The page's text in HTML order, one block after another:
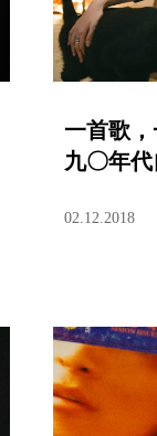
一首歌
九〇年
02.12.2018